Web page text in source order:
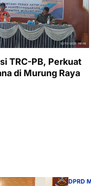
TRC-PB, Perkuat
di Murung Raya
DPRD